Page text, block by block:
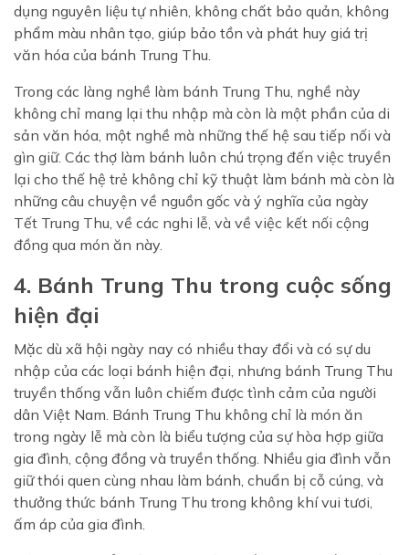
dụng nguyên liệu tự nhiên, không chất bảo quản, không
phẩm màu nhân tạo, giúp bảo tồn và phát huy giá trị
văn hóa của bánh Trung Thu.
Trong các làng nghề làm bánh Trung Thu, nghề này
không chỉ mang lại thu nhập mà còn là một phần của di
sản văn hóa, một nghề mà những thế hệ sau tiếp nối và
gìn giữ. Các thợ làm bánh luôn chú trọng đến việc truyền
lại cho thế hệ trẻ không chỉ kỹ thuật làm bánh mà còn là
những câu chuyện về nguồn gốc và ý nghĩa của ngày
Tết Trung Thu, về các nghi lễ, và về việc kết nối cộng
đồng qua món ăn này.
4. Bánh Trung Thu trong cuộc sống
hiện đại
Mặc dù xã hội ngày nay có nhiều thay đổi và có sự du
nhập của các loại bánh hiện đại, nhưng bánh Trung Thu
truyền thống vẫn luôn chiếm được tình cảm của người
dân Việt Nam. Bánh Trung Thu không chỉ là món ăn
trong ngày lễ mà còn là biểu tượng của sự hòa hợp giữa
gia đình, cộng đồng và truyền thống. Nhiều gia đình vẫn
giữ thói quen cùng nhau làm bánh, chuẩn bị cỗ cúng, và
thưởng thức bánh Trung Thu trong không khí vui tươi,
ấm áp của gia đình.